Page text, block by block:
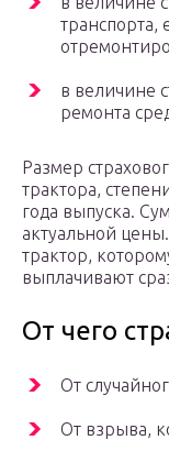
транспорта,
в величине
ремонта
Размер
трактора,
года выпуска.
актуальной
трактор,
выплачивают
От чего
От
От взрыва,